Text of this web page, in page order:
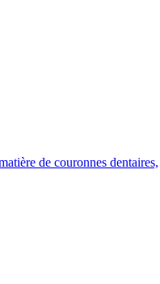
de couronnes dentaires,